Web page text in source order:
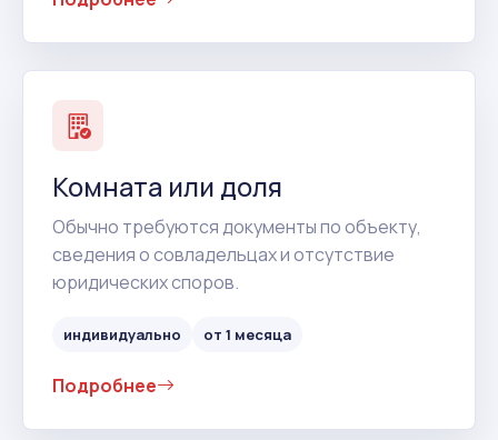
Комната или доля
Обычно требуются документы по объекту,
сведения о совладельцах и отсутствие
юридических споров.
индивидуально от 1 месяца
Подробнее